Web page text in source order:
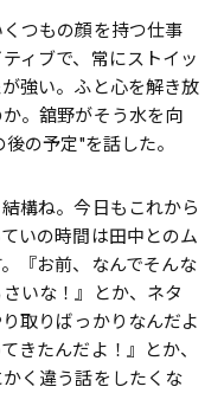
つもの顔を持つ仕事
ィブで、常にストイッ
強い。ふと心を解き放
。舘野がそう水を向
の予定"を話した。
構ね。今日もこれから
いの時間は田中とのム
『お前、なんでそんな
いな！』とか、ネタ
取りばっかりなんだよ
きたんだよ！』とか、
く違う話をしたくな